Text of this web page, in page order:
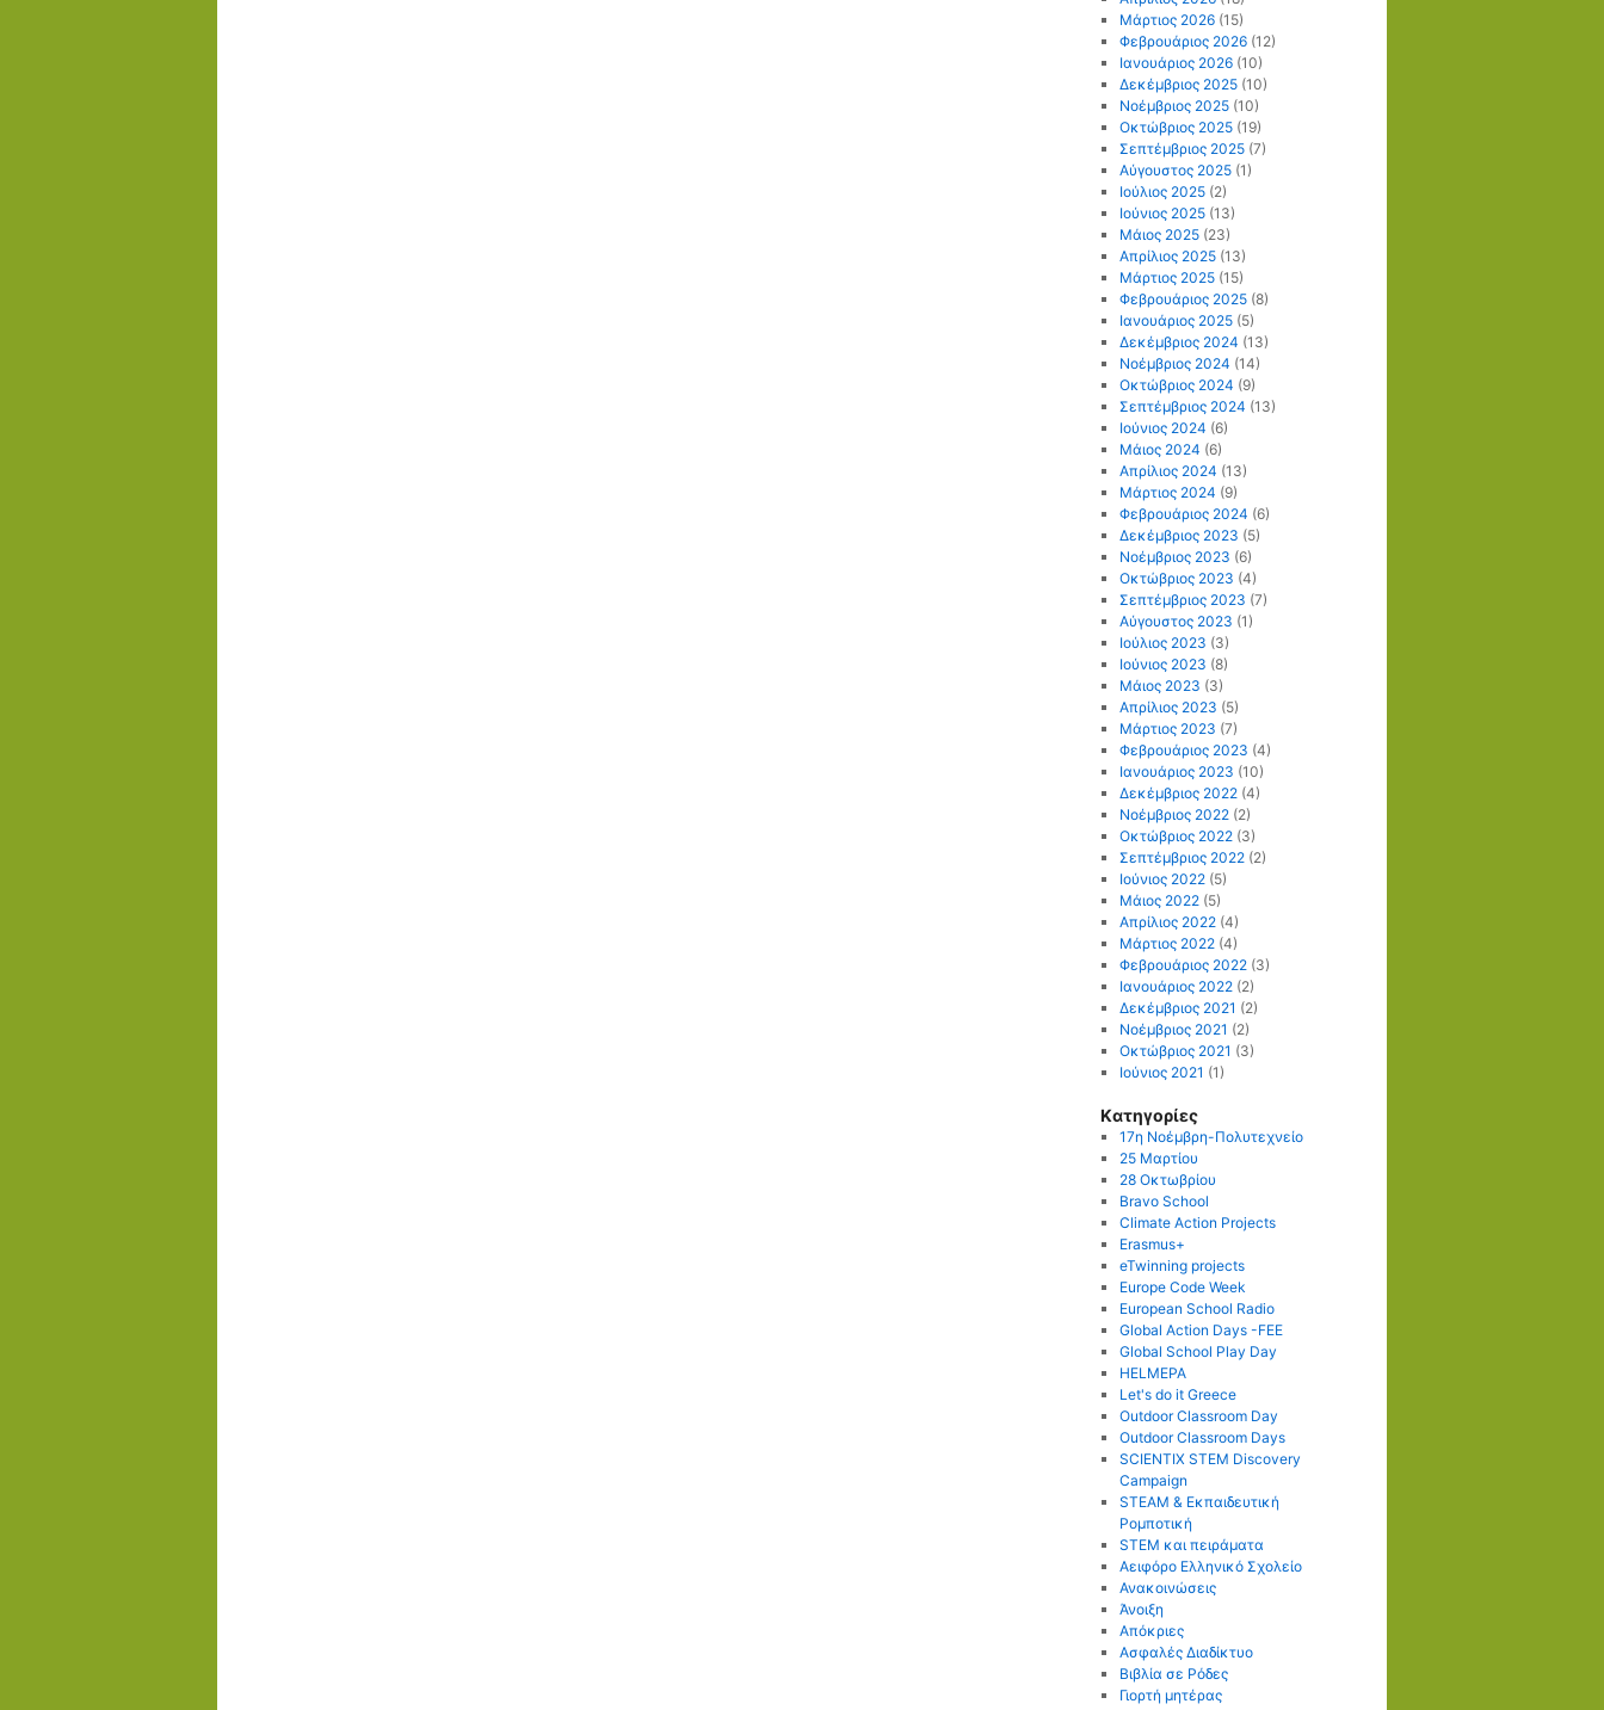
Μάρτιος 2026(15)
Φεβρουάριος 2026(12)
Ιανουάριος 2026(10)
Δεκέμβριος 2025(10)
Νοέμβριος 2025(10)
Οκτώβριος 2025(19)
Σεπτέμβριος 2025(7)
Αύγουστος 2025(1)
Ιούλιος 2025(2)
Ιούνιος 2025(13)
Μάιος 2025(23)
Απρίλιος 2025(13)
Μάρτιος 2025(15)
Φεβρουάριος 2025(8)
Ιανουάριος 2025(5)
Δεκέμβριος 2024 (13)
Νοέμβριος 2024 (14)
Οκτώβριος 2024 (9)
Σεπτέμβριος 2024 (13)
Ιούνιος 2024 (6)
Μάιος 2024 (6)
Απρίλιος 2024 (13)
Μάρτιος 2024 (9)
Φεβρουάριος 2024 (6)
Δεκέμβριος 2023 (5)
Νοέμβριος 2023 (6)
Οκτώβριος 2023 (4)
Σεπτέμβριος 2023 (7)
Αύγουστος 2023 (1)
Ιούλιος 2023 (3)
Ιούνιος 2023 (8)
Μάιος 2023 (3)
Απρίλιος 2023 (5)
Μάρτιος 2023 (7)
Φεβρουάριος 2023 (4)
Ιανουάριος 2023 (10)
Δεκέμβριος 2022(4)
Νοέμβριος 2022(2)
Οκτώβριος 2022(3)
Σεπτέμβριος 2022(2)
Ιούνιος 2022(5)
Μάιος 2022(5)
Απρίλιος 2022(4)
Μάρτιος 2022(4)
Φεβρουάριος 2022(3)
Ιανουάριος 2022(2)
Δεκέμβριος 2021 (2)
Νοέμβριος 2021 (2)
Οκτώβριος 2021 (3)
Ιούνιος 2021 (1)
Kατηγορίες
17η Νοέμβρη-Πολυτεχνείο
25 Μαρτίου
28 Οκτωβρίου
Bravo School
Climate Action Projects
Erasmus+
eTwinning projects
Europe Code Week
European School Radio
Global Action Days -FEE
Global School Play Day
HELMEPA
Let's do it Greece
Outdoor Classroom Day
Outdoor Classroom Days
SCIENTIX STEM Discovery
Campaign
STEAM & Εκπαιδευτική
Ρομποτική
STEM και πειράματα
Αειφόρο Ελληνικό Σχολείο
Ανακοινώσεις
Άνοιξη
Απόκριες
Ασφαλές Διαδίκτυο
Βιβλία σε Ρόδες
Γιορτή μητέρας